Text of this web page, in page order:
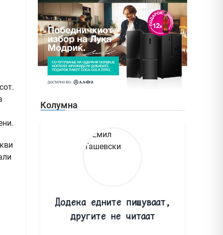
Колумна
Додека едните пишуваат,
другите не читаат